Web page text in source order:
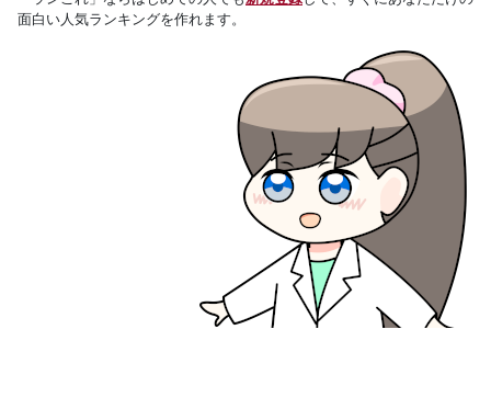
面白い人気ランキングを作れます。